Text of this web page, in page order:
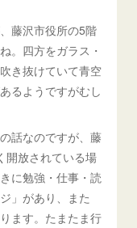
藤沢市役所の5階
。四方をガラス・
き抜けていて青空
るようですがむし
話なのですが、藤
開放されている場
に勉強・仕事・読
」があり、また
ます。たまたま行